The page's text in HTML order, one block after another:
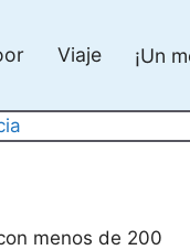
Viaje ¡Un
menos de 200